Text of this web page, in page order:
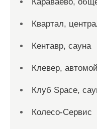
Квартал,
Кентавр, сауна
Клевер,
Клуб Space,
Колесо-Сервис